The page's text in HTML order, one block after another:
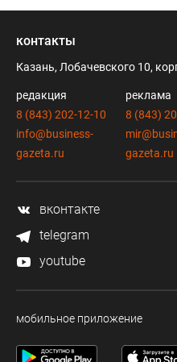
контакты
Казань, Лобачевского 10,
редакция
8 (843) 202-12-10
info@business-
gazeta.ru
реклама
8 (843)
gazeta.ru
вконтакте
telegram
youtube
мобильное приложение